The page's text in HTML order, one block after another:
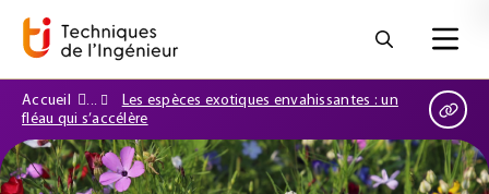
Accueil
Les espèces exotiques envahissantes : un
fléau qui s’accélère